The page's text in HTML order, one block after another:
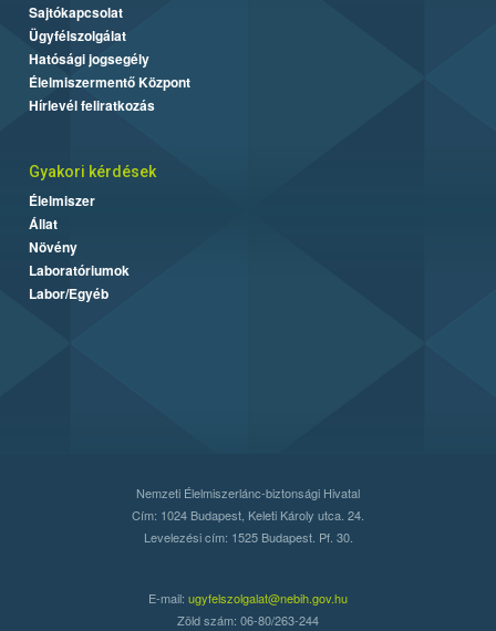
Sajtókapcsolat
Ügyfélszolgálat
Hatósági jogsegély
Élelmiszermentő Központ
Hírlevél feliratkozás
Gyakori kérdések
Élelmiszer
Állat
Növény
Laboratóriumok
Labor/Egyéb
Nemzeti Élelmiszerlánc-biztonsági Hivatal
Cím: 1024 Budapest, Keleti Károly utca. 24.
Levelezési cím: 1525 Budapest. Pf. 30.
E-mail: ugyfelszolgalat@nebih.gov.hu
Zöld szám: 06-80/263-244